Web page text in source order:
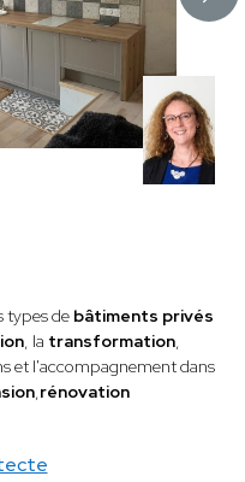
types de bâtiments privés
, la transformation,
et l'accompagnement dans
,rénovation